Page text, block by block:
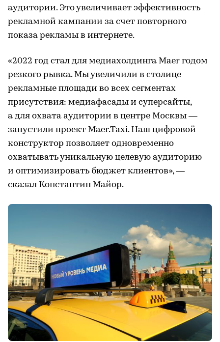
аудитории. Это увеличивает эффективность
рекламной кампании за счет повторного
показа рекламы в интернете.
«2022 год стал для медиахолдинга Maer годом
резкого рывка. Мы увеличили в столице
рекламные площади во всех сегментах
присутствия: медиафасады и суперсайты,
а для охвата аудитории в центре Москвы —
запустили проект Maer.Taxi. Наш цифровой
конструктор позволяет одновременно
охватывать уникальную целевую аудиторию
и оптимизировать бюджет клиентов», —
сказал Константин Майор.